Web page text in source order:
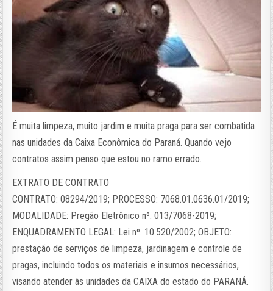
É muita limpeza, muito jardim e muita praga para ser combatida
nas unidades da Caixa Econômica do Paraná. Quando vejo
contratos assim penso que estou no ramo errado.
EXTRATO DE CONTRATO
CONTRATO: 08294/2019; PROCESSO: 7068.01.0636.01/2019;
MODALIDADE: Pregão Eletrônico nº. 013/7068-2019;
ENQUADRAMENTO LEGAL: Lei nº. 10.520/2002; OBJETO:
prestação de serviços de limpeza, jardinagem e controle de
pragas, incluindo todos os materiais e insumos necessários,
visando atender às unidades da CAIXA do estado do PARANÁ.